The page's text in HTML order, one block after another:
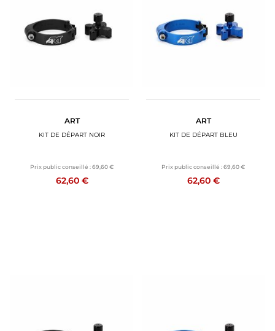
ART
KIT DE DÉPART NOIR
Prix public conseillé :69,60 €
62,60 €
ART
KIT DE DÉPART BLEU
Prix public conseillé :69,60 €
62,60 €